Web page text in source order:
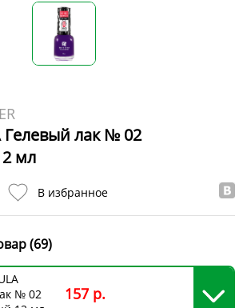
Гелевый лак № 02
мл
В избранное
(69)
№ 02
157 р.